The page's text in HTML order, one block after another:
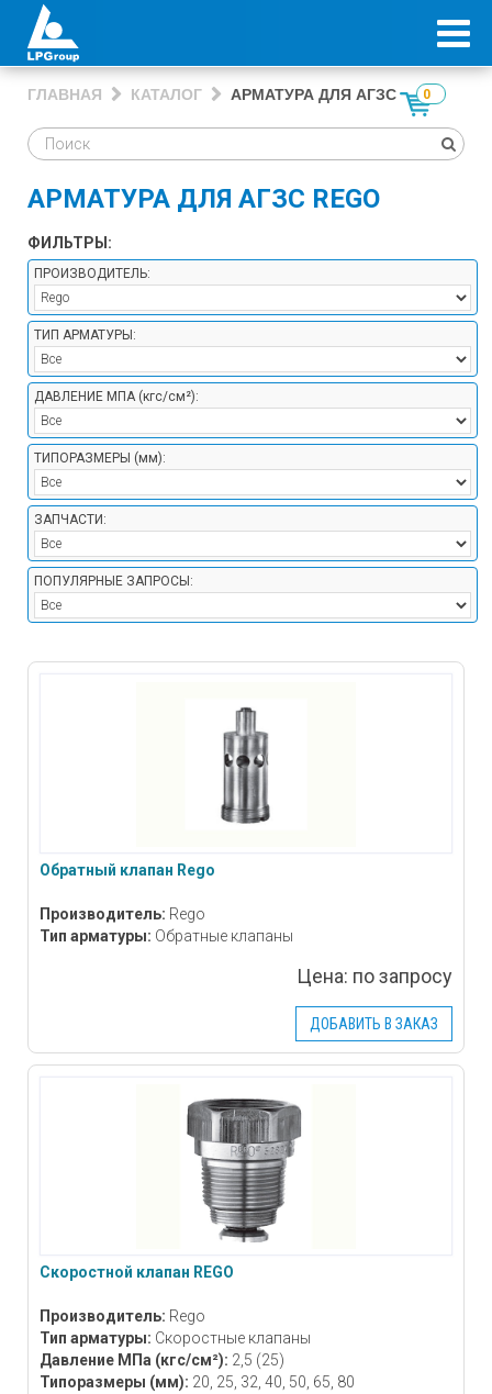
ГЛАВНАЯ КАТАЛОГ АРМАТУРА ДЛЯ АГЗС 0
АРМАТУРА ДЛЯ АГЗС REGO
ФИЛЬТРЫ:
ПРОИЗВОДИТЕЛЬ:
ТИП АРМАТУРЫ:
ДАВЛЕНИЕ МПА (кгс/см²):
ТИПОРАЗМЕРЫ (мм):
ЗАПЧАСТИ:
ПОПУЛЯРНЫЕ ЗАПРОСЫ:
Обратный клапан Rego
Производитель: Rego
Тип арматуры: Обратные клапаны
Цена: по запросу
ДОБАВИТЬ В ЗАКАЗ
Скоростной клапан REGO
Производитель: Rego
Тип арматуры: Скоростные клапаны
Давление МПа (кгс/см²): 2,5 (25)
Типоразмеры (мм): 20, 25, 32, 40, 50, 65, 80